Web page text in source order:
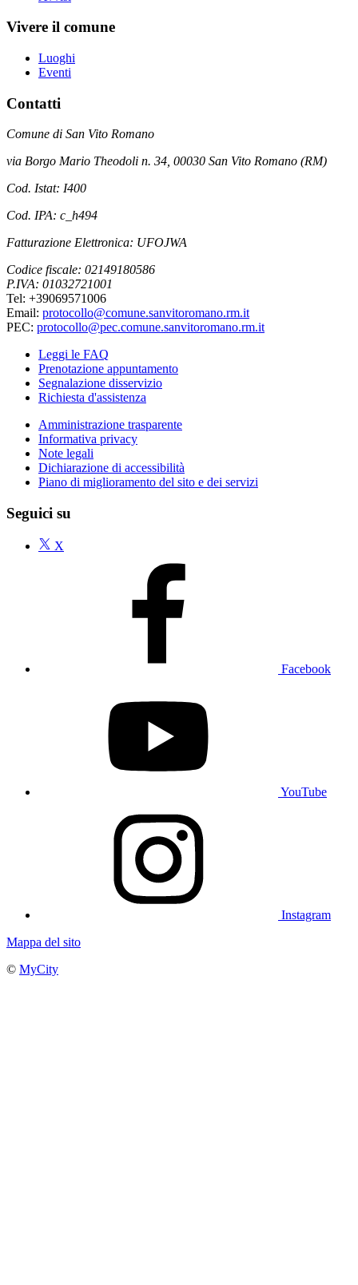
Vivere il comune
Luoghi
Eventi
Contatti
Comune di San Vito Romano
via Borgo Mario Theodoli n. 34, 00030 San Vito Romano (RM)
Cod. Istat: I400
Cod. IPA: c_h494
Fatturazione Elettronica: UFOJWA
Codice fiscale: 02149180586
P.IVA: 01032721001
Tel: +39069571006
Email: protocollo@comune.sanvitoromano.rm.it
PEC: protocollo@pec.comune.sanvitoromano.rm.it
Leggi le FAQ
Prenotazione appuntamento
Segnalazione disservizio
Richiesta d'assistenza
Amministrazione trasparente
Informativa privacy
Note legali
Dichiarazione di accessibilità
Piano di miglioramento del sito e dei servizi
Seguici su
X
Facebook
YouTube
Instagram
Mappa del sito
© MyCity